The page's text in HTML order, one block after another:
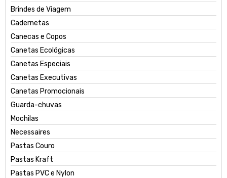
Brindes de Viagem
Cadernetas
Canecas e Copos
Canetas Ecológicas
Canetas Especiais
Canetas Executivas
Canetas Promocionais
Guarda-chuvas
Mochilas
Necessaires
Pastas Couro
Pastas Kraft
Pastas PVC e Nylon